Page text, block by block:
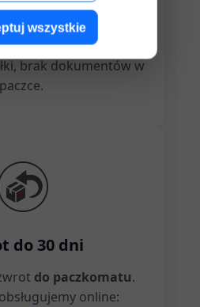
wysyłka
Inpost lub DPD,
brak dokumentów w
paczce.
do 30 dni
do paczkomatu.
online:
wszystkie